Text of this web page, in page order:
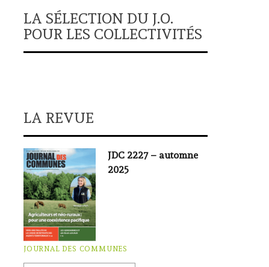
LA SÉLECTION DU J.O.
POUR LES COLLECTIVITÉS
LA REVUE
JDC 2227 – automne
2025
JOURNAL DES COMMUNES